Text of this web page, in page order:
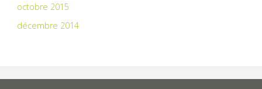
octobre 2015
décembre 2014